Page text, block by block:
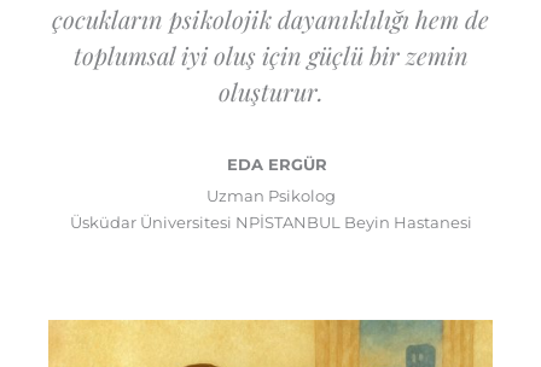
çocukların psikolojik dayanıklılığı hem de
toplumsal iyi oluş için güçlü bir zemin
oluşturur.
EDA ERGÜR
Uzman Psikolog
Üsküdar Üniversitesi NPİSTANBUL Beyin Hastanesi